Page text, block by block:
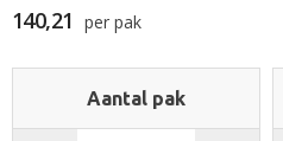
140,21 per pak
Aantal pak